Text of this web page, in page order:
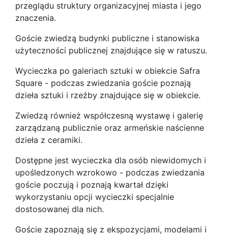
przeglądu struktury organizacyjnej miasta i jego
znaczenia.
Goście zwiedzą budynki publiczne i stanowiska
użyteczności publicznej znajdujące się w ratuszu.
Wycieczka po galeriach sztuki w obiekcie Safra
Square - podczas zwiedzania goście poznają
dzieła sztuki i rzeźby znajdujące się w obiekcie.
Zwiedzą również współczesną wystawę i galerię
zarządzaną publicznie oraz armeńskie naścienne
dzieła z ceramiki.
Dostępne jest wycieczka dla osób niewidomych i
upośledzonych wzrokowo - podczas zwiedzania
goście poczują i poznają kwartał dzięki
wykorzystaniu opcji wycieczki specjalnie
dostosowanej dla nich.
Goście zapoznają się z ekspozycjami, modelami i